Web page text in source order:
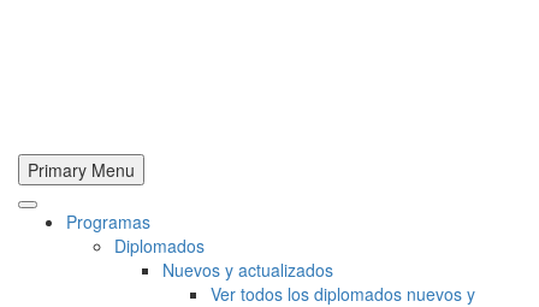
Primary Menu
Programas
Diplomados
Nuevos y actualizados
Ver todos los diplomados nuevos y